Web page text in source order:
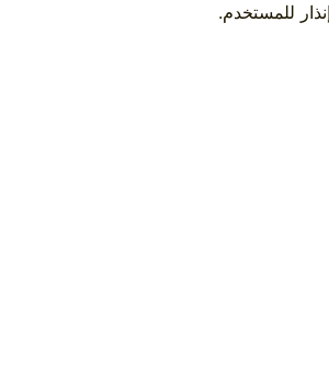
للمستخدم.